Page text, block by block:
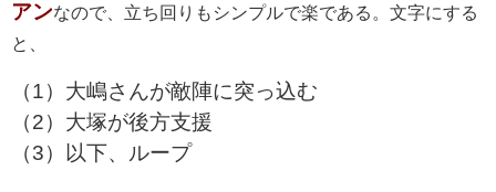
アンなので、立ち回りもシンプルで楽である。文字にする
と、
（1）大嶋さんが敵陣に突っ込む
（2）大塚が後方支援
（3）以下、ループ